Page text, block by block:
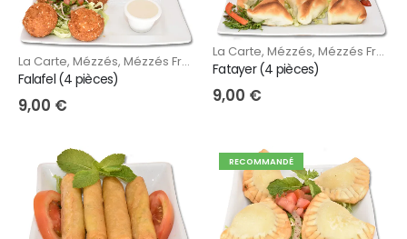
La Carte, Mézzés, Mézzés Froids Mézzzés Chauds
Falafel (4 pièces)
9,00 €
La Carte, Mézzés, Mézzés Froids
Fatayer (4 pièces)
9,00 €
RECOMMANDÉ